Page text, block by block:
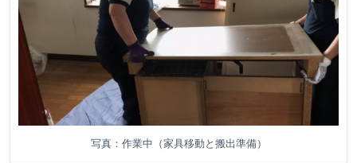
写真：作業中（家具移動と搬出準備）